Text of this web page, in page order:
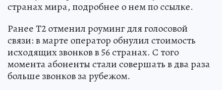
странах мира, подробнее о нем по ссылке.
Ранее Т2 отменил роуминг для голосовой
связи: в марте оператор обнулил стоимость
исходящих звонков в 56 странах. С того
момента абоненты стали совершать в два раза
больше звонков за рубежом.